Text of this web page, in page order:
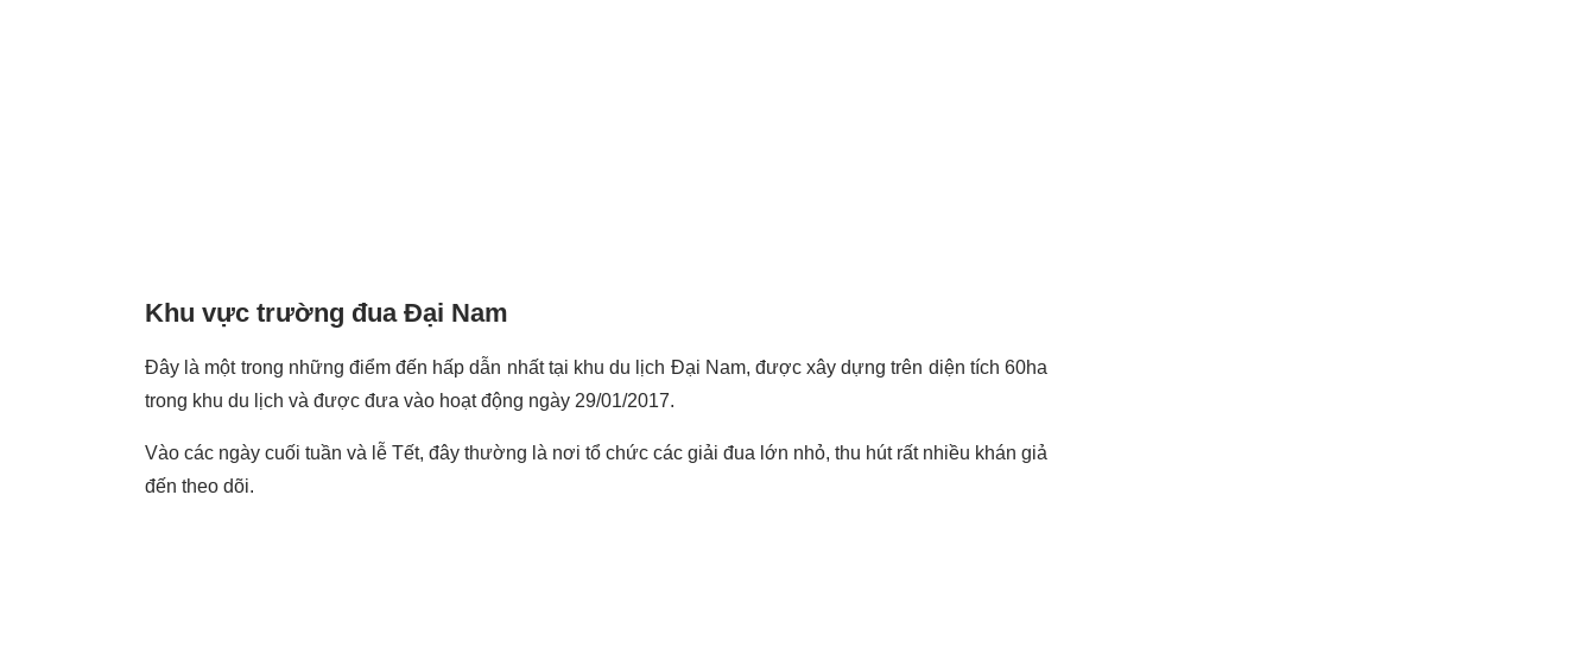
Khu vực trường đua Đại Nam
Đây là một trong những điểm đến hấp dẫn nhất tại khu du lịch Đại Nam, được xây dựng trên diện tích 60ha
trong khu du lịch và được đưa vào hoạt động ngày 29/01/2017.
Vào các ngày cuối tuần và lễ Tết, đây thường là nơi tổ chức các giải đua lớn nhỏ, thu hút rất nhiều khán giả
đến theo dõi.